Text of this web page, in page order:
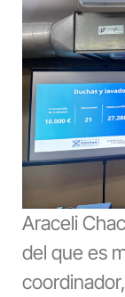
Araceli
del que es